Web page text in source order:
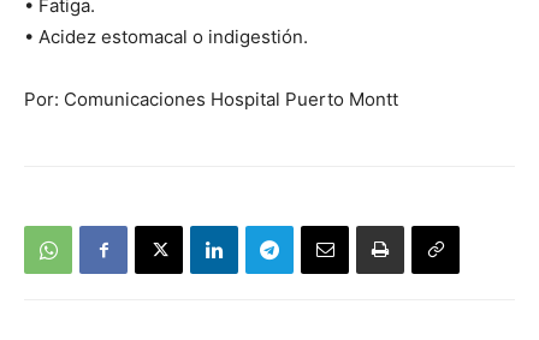
• Fatiga.
• Acidez estomacal o indigestión.
Por: Comunicaciones Hospital Puerto Montt